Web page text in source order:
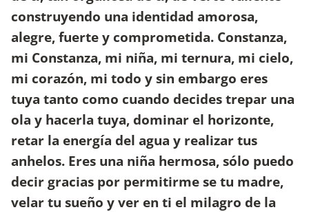
construyendo una identidad amorosa,
alegre, fuerte y comprometida. Constanza,
mi Constanza, mi niña, mi ternura, mi cielo,
mi corazón, mi todo y sin embargo eres
tuya tanto como cuando decides trepar una
ola y hacerla tuya, dominar el horizonte,
retar la energía del agua y realizar tus
anhelos. Eres una niña hermosa, sólo puedo
decir gracias por permitirme se tu madre,
velar tu sueño y ver en ti el milagro de la